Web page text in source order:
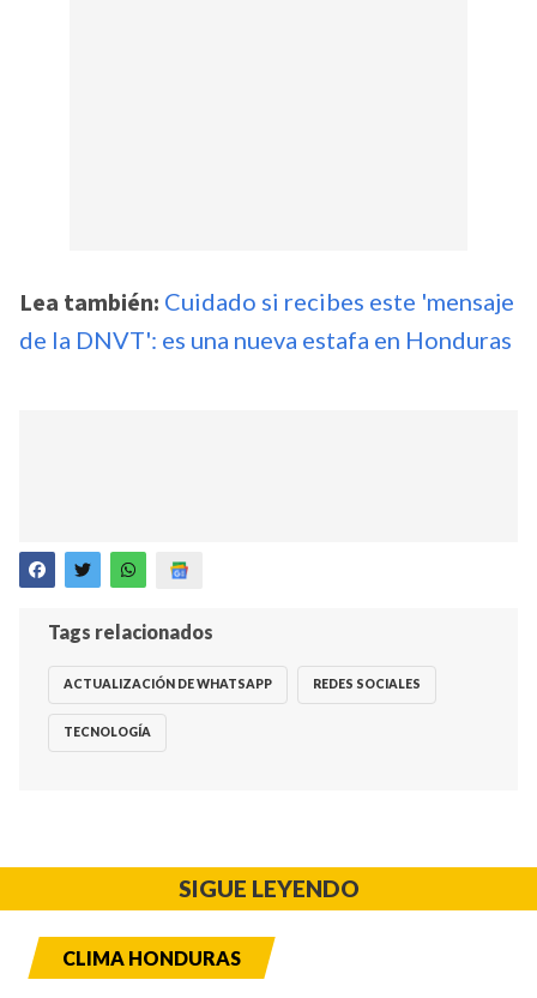
Lea también: Cuidado si recibes este 'mensaje
de la DNVT': es una nueva estafa en Honduras
Tags relacionados
ACTUALIZACIÓN DE WHATSAPP REDES SOCIALES
TECNOLOGÍA
SIGUE LEYENDO
CLIMA HONDURAS